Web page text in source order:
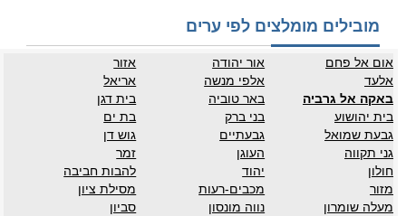
מובילים מומלצים לפי ערים
אום אל פחם אור יהודה
אזור
אלעד
אלפי מנשה
אריאל
באקה אל גרביה
באר טוביה
בית דגן
בית יהושוע
בני ברק
בת ים
גבעת שמואל
גבעתיים
גוש דן
גני תקווה
העוגן
זמר
חולון
יהוד
להבות חביבה
מזור
מכבים-רעות
מסילת ציון
מעלה שומרון
נווה מונסון
סביון